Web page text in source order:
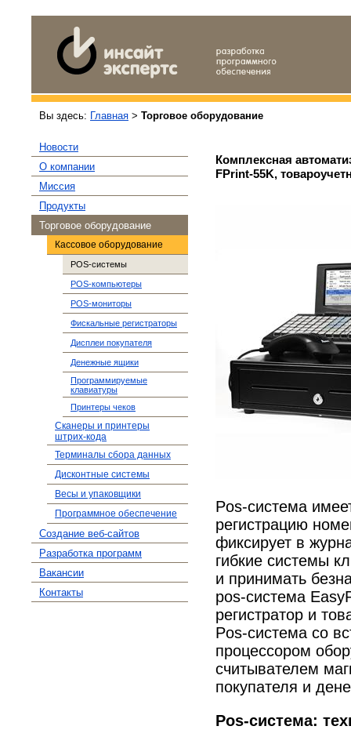
Вы здесь: Главная > Торговое оборудование
Новости
О компании
Миссия
Продукты
Торговое оборудование
Кассовое оборудование
POS-системы
POS-компьютеры
POS-мониторы
Фискальные регистраторы
Дисплеи покупателя
Денежные ящики
Программируемые
клавиатуры
Принтеры чеков
Сканеры и принтеры
штрих-кода
Терминалы сбора данных
Дисконтные системы
Весы и упаковщики
Программное обеспечение
Создание веб-сайтов
Разработка программ
Вакансии
Контакты
Комплексная
FPrint-55K,
Pos-система
регистрацию
фиксирует в
гибкие системы
и принимать
pos-система
регистратор и
Pos-система со
процессором
считывателем
покупателя и
Pos-система: